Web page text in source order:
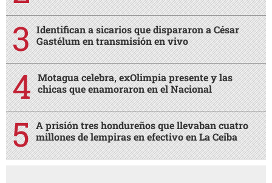
Identifican a sicarios que dispararon a César
Gastélum en transmisión en vivo
Motagua celebra, exOlimpia presente y las
chicas que enamoraron en el Nacional
A prisión tres hondureños que llevaban cuatro
millones de lempiras en efectivo en La Ceiba